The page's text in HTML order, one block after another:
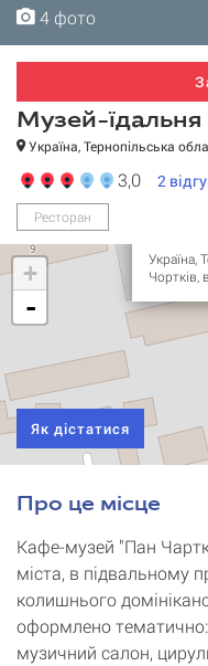
4 фото
4 фото
4 фото
4 фото
Музей-
Україна, Тернопільська
3,0 2
Ресторан
Україна,
Чортків,
+
-
Як дістатися
Про це місце
Кафе-музей "Пан
міста, в підвальному
колишнього
оформлено тематично:
музичний салон,